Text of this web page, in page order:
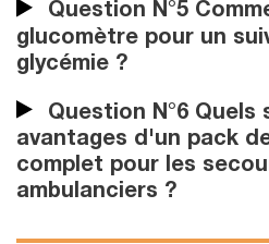
Question N°5
glucomètre pour un
glycémie ?
Question N°6 Quels
avantages d'un pack
complet pour les
ambulanciers ?